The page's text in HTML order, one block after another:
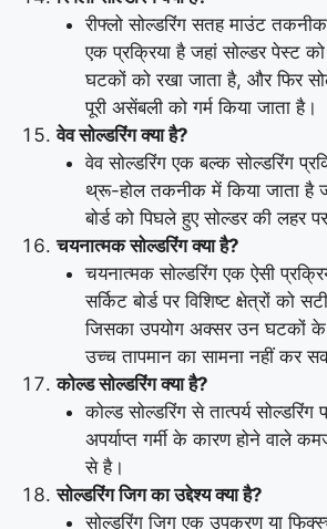
रीफ्लो सोल्डरिंग सतह माउंट
एक प्रक्रिया है जहां सोल्डर पेस्ट
घटकों को रखा जाता है, और फिर
पूरी असेंबली को गर्म किया जाता है।
वेव सोल्डरिंग क्या है?
वेव सोल्डरिंग एक बल्क सोल्डरिंग
थ्रू-होल तकनीक में किया जाता है
बोर्ड को पिघले हुए सोल्डर की लहर
चयनात्मक सोल्डरिंग क्या है?
चयनात्मक सोल्डरिंग एक ऐसी
सर्किट बोर्ड पर विशिष्ट क्षेत्रों को
जिसका उपयोग अक्सर उन घटकों के
उच्च तापमान का सामना नहीं कर
कोल्ड सोल्डरिंग क्या है?
कोल्ड सोल्डरिंग से तात्पर्य सोल्डरिंग
अपर्याप्त गर्मी के कारण होने वाले
से है।
सोल्डरिंग जिग का उद्देश्य क्या है?
सोल्डरिंग जिग एक उपकरण या